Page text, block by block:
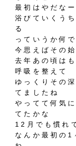
最初はやだな
浴びていくう
る
っていうか何
今思えばその
去年あの頃は
呼吸を整えて
ゆっくりその
てましたね
やってて何気
てたかな
12月でも慣れ
なんか最初の1